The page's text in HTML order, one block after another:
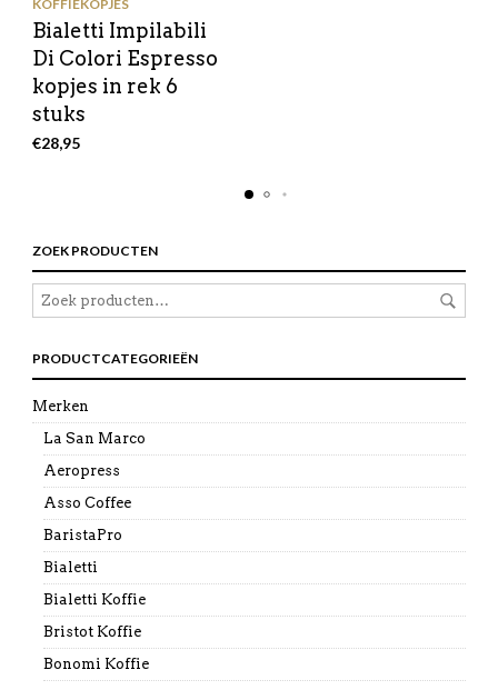
KOFFIEKOPJES
Bialetti Impilabili
Di Colori Espresso
kopjes in rek 6
stuks
€28,95
ZOEK PRODUCTEN
PRODUCTCATEGORIEËN
Merken
La San Marco
Aeropress
Asso Coffee
BaristaPro
Bialetti
Bialetti Koffie
Bristot Koffie
Bonomi Koffie